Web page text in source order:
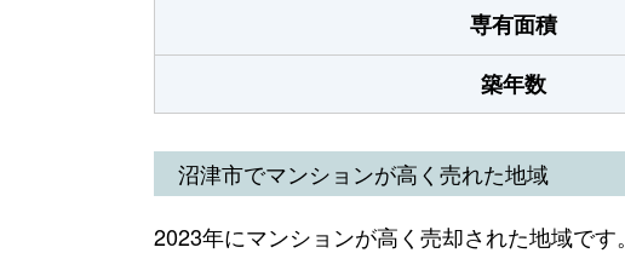
専有面積
築年数
沼津市でマンションが高く売れた地域
2023年にマンションが高く売却された地域です。